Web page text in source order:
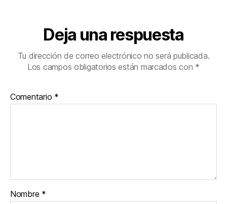
Deja una respuesta
Tu dirección de correo electrónico no será publicada.
Los campos obligatorios están marcados con *
Comentario *
Nombre *